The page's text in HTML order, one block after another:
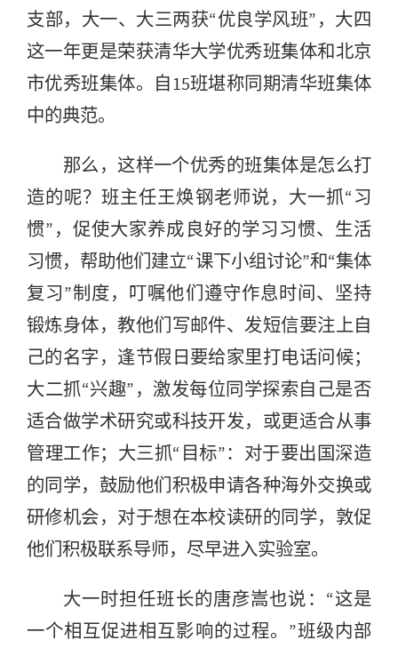
支部，大一、大三两获“优良学风班”，大四
这一年更是荣获清华大学优秀班集体和北京
市优秀班集体。自15班堪称同期清华班集体
中的典范。
那么，这样一个优秀的班集体是怎么打
造的呢？班主任王焕钢老师说，大一抓“习
惯”，促使大家养成良好的学习习惯、生活
习惯，帮助他们建立“课下小组讨论”和“集体
复习”制度，叮嘱他们遵守作息时间、坚持
锻炼身体，教他们写邮件、发短信要注上自
己的名字，逢节假日要给家里打电话问候；
大二抓“兴趣”，激发每位同学探索自己是否
适合做学术研究或科技开发，或更适合从事
管理工作；大三抓“目标”：对于要出国深造
的同学，鼓励他们积极申请各种海外交换或
研修机会，对于想在本校读研的同学，敦促
他们积极联系导师，尽早进入实验室。
大一时担任班长的唐彦嵩也说：“这是
一个相互促进相互影响的过程。”班级内部